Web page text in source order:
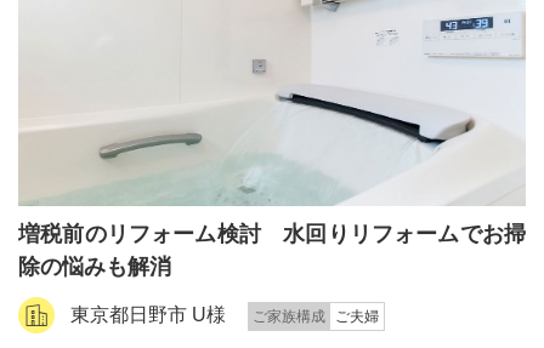
増税前のリフォーム検討 水回りリフォームでお掃
除の悩みも解消
東京都日野市 U様 ご家族構成 ご夫婦